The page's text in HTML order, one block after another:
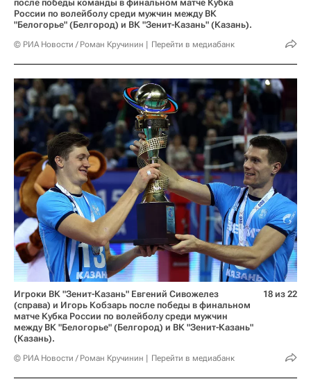
после победы команды в финальном матче Кубка
России по волейболу среди мужчин между ВК
"Белогорье" (Белгород) и ВК "Зенит-Казань" (Казань).
© РИА Новости / Роман Кручинин Перейти в медиабанк
Игроки ВК "Зенит-Казань" Евгений Сивожелез
(справа) и Игорь Кобзарь после победы в финальном
матче Кубка России по волейболу среди мужчин
между ВК "Белогорье" (Белгород) и ВК "Зенит-Казань"
(Казань).
© РИА Новости / Роман Кручинин Перейти в медиабанк
18 из 22